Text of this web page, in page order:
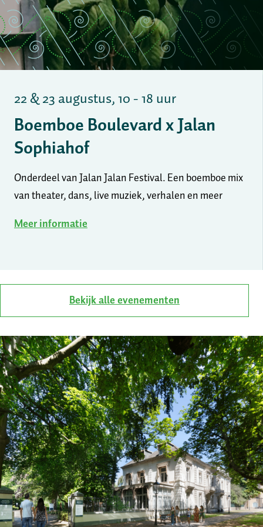
22 & 23 augustus, 10 - 18 uur
Boemboe Boulevard x Jalan
Sophiahof
Onderdeel van Jalan Jalan Festival. Een boemboe mix
van theater, dans, live muziek, verhalen en meer
Meer informatie
Bekijk alle evenementen